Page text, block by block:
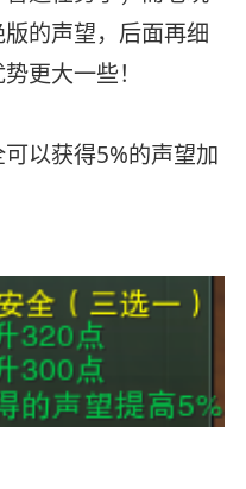
的声望，后面再细
更大一些！
以获得5%的声望加